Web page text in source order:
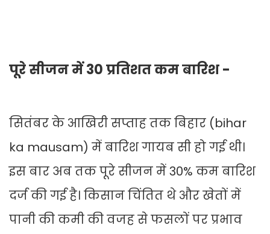
पूरे सीजन में 30 प्रतिशत कम बारिश -
सितंबर के आखिरी सप्ताह तक बिहार (bihar
ka mausam) में बारिश गायब सी हो गई थी।
इस बार अब तक पूरे सीजन में 30% कम बारिश
दर्ज की गई है। किसान चिंतित थे और खेतों में
पानी की कमी की वजह से फसलों पर प्रभाव